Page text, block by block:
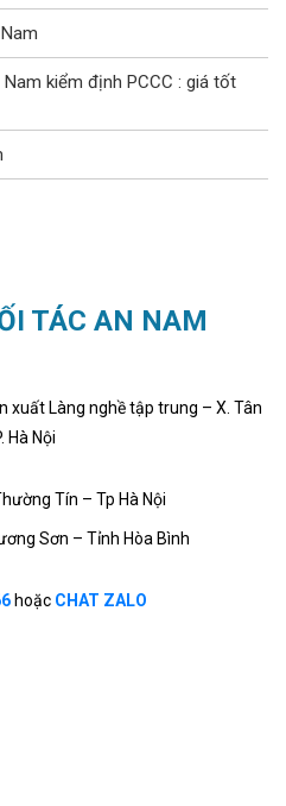
kiểm định PCCC : giá tốt
TÁC AN NAM
xuất Làng nghề tập trung – X. Tân
Hà Nội
Tín – Tp Hà Nội
Sơn – Tỉnh Hòa Bình
hoặc CHAT ZALO